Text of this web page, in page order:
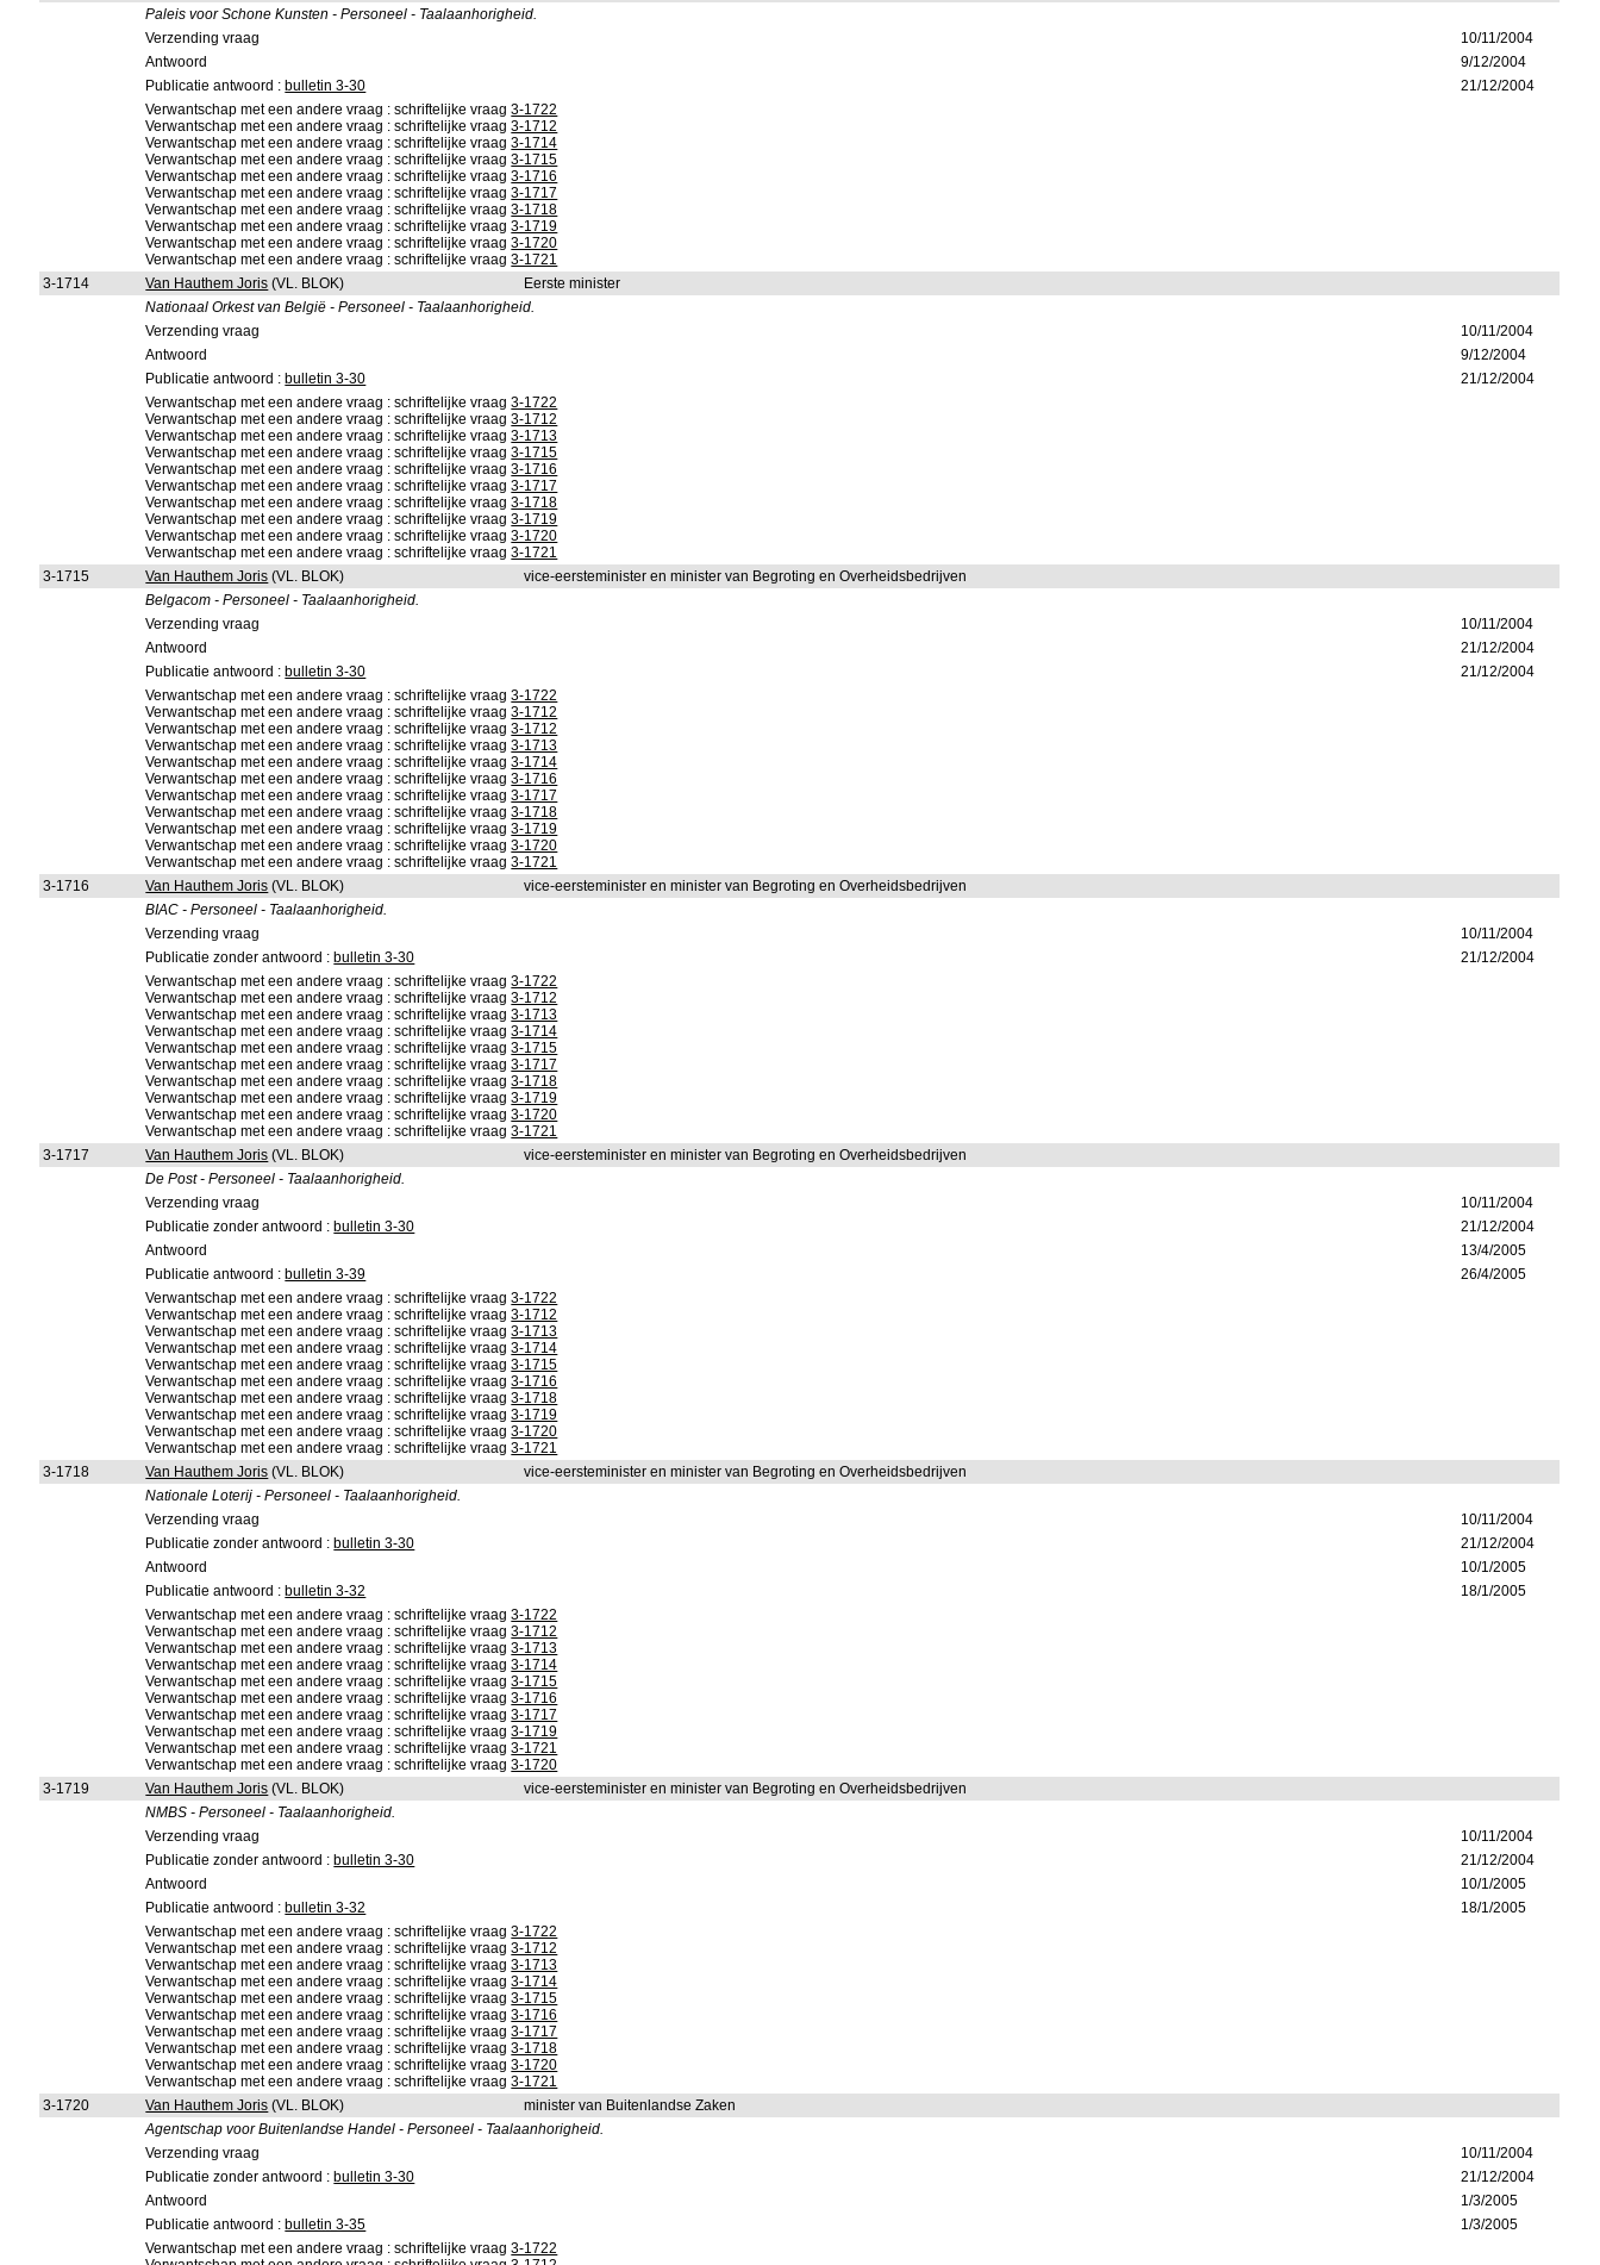
Paleis voor Schone Kunsten - Personeel - Taalaanhorigheid.
Verzending vraag
10/11/2004
Antwoord
9/12/2004
Publicatie antwoord : bulletin 3-30
21/12/2004
Verwantschap met een andere vraag : schriftelijke vraag3-1722
Verwantschap met een andere vraag : schriftelijke vraag3-1712
Verwantschap met een andere vraag : schriftelijke vraag3-1714
Verwantschap met een andere vraag : schriftelijke vraag3-1715
Verwantschap met een andere vraag : schriftelijke vraag3-1716
Verwantschap met een andere vraag : schriftelijke vraag3-1717
Verwantschap met een andere vraag : schriftelijke vraag3-1718
Verwantschap met een andere vraag : schriftelijke vraag3-1719
Verwantschap met een andere vraag : schriftelijke vraag3-1720
Verwantschap met een andere vraag : schriftelijke vraag3-1721
3-1714
Van Hauthem Joris (VL. BLOK)
Eerste minister
Nationaal Orkest van België - Personeel - Taalaanhorigheid.
Verzending vraag
10/11/2004
Antwoord
9/12/2004
Publicatie antwoord : bulletin 3-30
21/12/2004
Verwantschap met een andere vraag : schriftelijke vraag3-1722
Verwantschap met een andere vraag : schriftelijke vraag3-1712
Verwantschap met een andere vraag : schriftelijke vraag3-1713
Verwantschap met een andere vraag : schriftelijke vraag3-1715
Verwantschap met een andere vraag : schriftelijke vraag3-1716
Verwantschap met een andere vraag : schriftelijke vraag3-1717
Verwantschap met een andere vraag : schriftelijke vraag3-1718
Verwantschap met een andere vraag : schriftelijke vraag3-1719
Verwantschap met een andere vraag : schriftelijke vraag3-1720
Verwantschap met een andere vraag : schriftelijke vraag3-1721
3-1715
Van Hauthem Joris (VL. BLOK)
vice-eersteminister en minister van Begroting en Overheidsbedrijven
Belgacom - Personeel - Taalaanhorigheid.
Verzending vraag
10/11/2004
Antwoord
21/12/2004
Publicatie antwoord : bulletin 3-30
21/12/2004
Verwantschap met een andere vraag : schriftelijke vraag3-1722
Verwantschap met een andere vraag : schriftelijke vraag3-1712
Verwantschap met een andere vraag : schriftelijke vraag3-1712
Verwantschap met een andere vraag : schriftelijke vraag3-1713
Verwantschap met een andere vraag : schriftelijke vraag3-1714
Verwantschap met een andere vraag : schriftelijke vraag3-1716
Verwantschap met een andere vraag : schriftelijke vraag3-1717
Verwantschap met een andere vraag : schriftelijke vraag3-1718
Verwantschap met een andere vraag : schriftelijke vraag3-1719
Verwantschap met een andere vraag : schriftelijke vraag3-1720
Verwantschap met een andere vraag : schriftelijke vraag3-1721
3-1716
Van Hauthem Joris (VL. BLOK)
vice-eersteminister en minister van Begroting en Overheidsbedrijven
BIAC - Personeel - Taalaanhorigheid.
Verzending vraag
10/11/2004
Publicatie zonder antwoord : bulletin 3-30
21/12/2004
Verwantschap met een andere vraag : schriftelijke vraag3-1722
Verwantschap met een andere vraag : schriftelijke vraag3-1712
Verwantschap met een andere vraag : schriftelijke vraag3-1713
Verwantschap met een andere vraag : schriftelijke vraag3-1714
Verwantschap met een andere vraag : schriftelijke vraag3-1715
Verwantschap met een andere vraag : schriftelijke vraag3-1717
Verwantschap met een andere vraag : schriftelijke vraag3-1718
Verwantschap met een andere vraag : schriftelijke vraag3-1719
Verwantschap met een andere vraag : schriftelijke vraag3-1720
Verwantschap met een andere vraag : schriftelijke vraag3-1721
3-1717
Van Hauthem Joris (VL. BLOK)
vice-eersteminister en minister van Begroting en Overheidsbedrijven
De Post - Personeel - Taalaanhorigheid.
Verzending vraag
10/11/2004
Publicatie zonder antwoord : bulletin 3-30
21/12/2004
Antwoord
13/4/2005
Publicatie antwoord : bulletin 3-39
26/4/2005
Verwantschap met een andere vraag : schriftelijke vraag3-1722
Verwantschap met een andere vraag : schriftelijke vraag3-1712
Verwantschap met een andere vraag : schriftelijke vraag3-1713
Verwantschap met een andere vraag : schriftelijke vraag3-1714
Verwantschap met een andere vraag : schriftelijke vraag3-1715
Verwantschap met een andere vraag : schriftelijke vraag3-1716
Verwantschap met een andere vraag : schriftelijke vraag3-1718
Verwantschap met een andere vraag : schriftelijke vraag3-1719
Verwantschap met een andere vraag : schriftelijke vraag3-1720
Verwantschap met een andere vraag : schriftelijke vraag3-1721
3-1718
Van Hauthem Joris (VL. BLOK)
vice-eersteminister en minister van Begroting en Overheidsbedrijven
Nationale Loterij - Personeel - Taalaanhorigheid.
Verzending vraag
10/11/2004
Publicatie zonder antwoord : bulletin 3-30
21/12/2004
Antwoord
10/1/2005
Publicatie antwoord : bulletin 3-32
18/1/2005
Verwantschap met een andere vraag : schriftelijke vraag3-1722
Verwantschap met een andere vraag : schriftelijke vraag3-1712
Verwantschap met een andere vraag : schriftelijke vraag3-1713
Verwantschap met een andere vraag : schriftelijke vraag3-1714
Verwantschap met een andere vraag : schriftelijke vraag3-1715
Verwantschap met een andere vraag : schriftelijke vraag3-1716
Verwantschap met een andere vraag : schriftelijke vraag3-1717
Verwantschap met een andere vraag : schriftelijke vraag3-1719
Verwantschap met een andere vraag : schriftelijke vraag3-1721
Verwantschap met een andere vraag : schriftelijke vraag3-1720
3-1719
Van Hauthem Joris (VL. BLOK)
vice-eersteminister en minister van Begroting en Overheidsbedrijven
NMBS - Personeel - Taalaanhorigheid.
Verzending vraag
10/11/2004
Publicatie zonder antwoord : bulletin 3-30
21/12/2004
Antwoord
10/1/2005
Publicatie antwoord : bulletin 3-32
18/1/2005
Verwantschap met een andere vraag : schriftelijke vraag3-1722
Verwantschap met een andere vraag : schriftelijke vraag3-1712
Verwantschap met een andere vraag : schriftelijke vraag3-1713
Verwantschap met een andere vraag : schriftelijke vraag3-1714
Verwantschap met een andere vraag : schriftelijke vraag3-1715
Verwantschap met een andere vraag : schriftelijke vraag3-1716
Verwantschap met een andere vraag : schriftelijke vraag3-1717
Verwantschap met een andere vraag : schriftelijke vraag3-1718
Verwantschap met een andere vraag : schriftelijke vraag3-1720
Verwantschap met een andere vraag : schriftelijke vraag3-1721
3-1720
Van Hauthem Joris (VL. BLOK)
minister van Buitenlandse Zaken
Agentschap voor Buitenlandse Handel - Personeel - Taalaanhorigheid.
Verzending vraag
10/11/2004
Publicatie zonder antwoord : bulletin 3-30
21/12/2004
Antwoord
1/3/2005
Publicatie antwoord : bulletin 3-35
1/3/2005
Verwantschap met een andere vraag : schriftelijke vraag3-1722